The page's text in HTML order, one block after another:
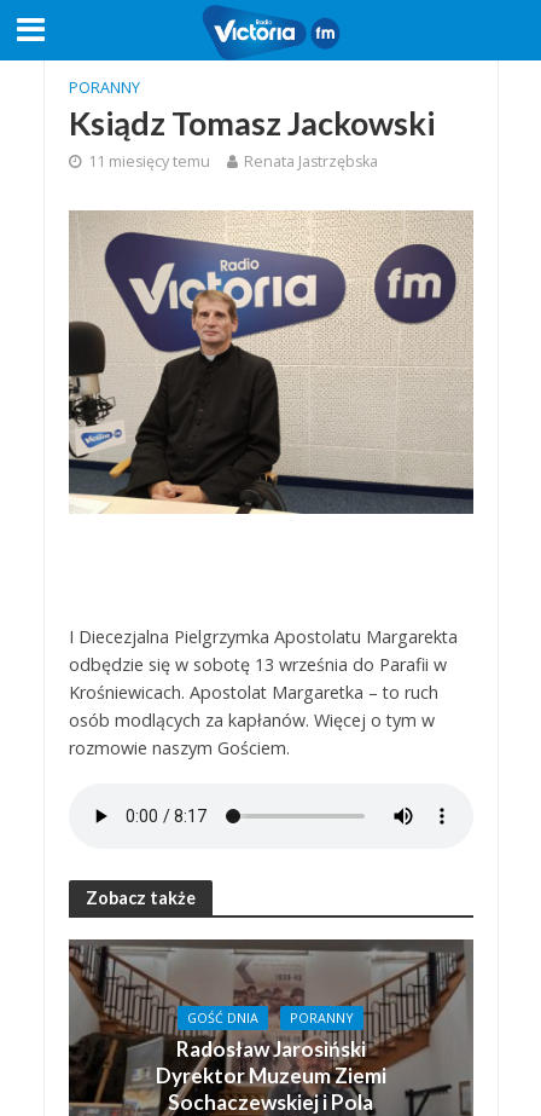
PORANNY
Ksiądz Tomasz Jackowski
11 miesięcy temu Renata Jastrzębska
I Diecezjalna Pielgrzymka Apostolatu Margarekta
odbędzie się w sobotę 13 września do Parafii w
Krośniewicach. Apostolat Margaretka – to ruch
osób modlących za kapłanów. Więcej o tym w
rozmowie naszym Gościem.
Zobacz także
GOŚĆ DNIA PORANNY
Radosław Jarosiński
Dyrektor Muzeum Ziemi
Sochaczewskiej i Pola